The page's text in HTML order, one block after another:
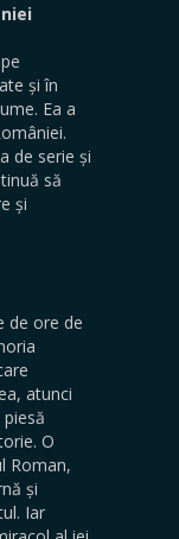
și în
Ea a
de serie și
să
și
de ore de
atunci
O
Roman,
și
Iar